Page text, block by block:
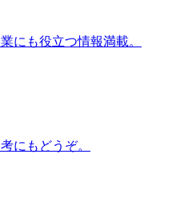
にも役立つ情報満載。
にもどうぞ。